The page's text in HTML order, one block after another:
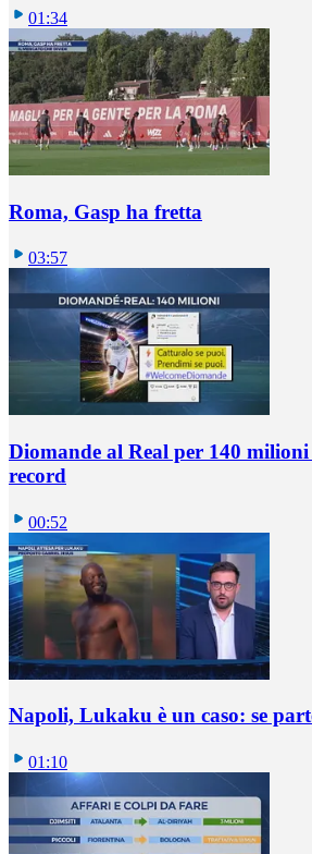
01:34
Roma, Gasp ha fretta
03:57
Diomande al Real per 140
record
00:52
Napoli, Lukaku è un caso: se
01:10